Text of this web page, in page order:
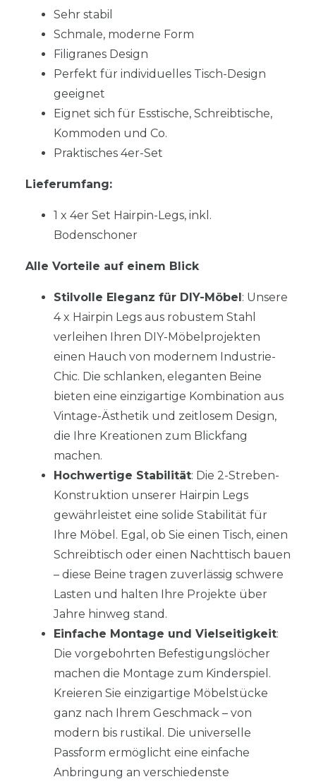
Sehr stabil
Schmale, moderne Form
Filigranes Design
Perfekt für individuelles Tisch-Design
geeignet
Eignet sich für Esstische, Schreibtische,
Kommoden und Co.
Praktisches 4er-Set
Lieferumfang:
1 x 4er Set Hairpin-Legs, inkl.
Bodenschoner
Alle Vorteile auf einem Blick
Stilvolle Eleganz für DIY-Möbel: Unsere
4 x Hairpin Legs aus robustem Stahl
verleihen Ihren DIY-Möbelprojekten
einen Hauch von modernem Industrie-
Chic. Die schlanken, eleganten Beine
bieten eine einzigartige Kombination aus
Vintage-Ästhetik und zeitlosem Design,
die Ihre Kreationen zum Blickfang
machen.
Hochwertige Stabilität: Die 2-Streben-
Konstruktion unserer Hairpin Legs
gewährleistet eine solide Stabilität für
Ihre Möbel. Egal, ob Sie einen Tisch, einen
Schreibtisch oder einen Nachttisch bauen
– diese Beine tragen zuverlässig schwere
Lasten und halten Ihre Projekte über
Jahre hinweg stand.
Einfache Montage und Vielseitigkeit:
Die vorgebohrten Befestigungslöcher
machen die Montage zum Kinderspiel.
Kreieren Sie einzigartige Möbelstücke
ganz nach Ihrem Geschmack – von
modern bis rustikal. Die universelle
Passform ermöglicht eine einfache
Anbringung an verschiedenste